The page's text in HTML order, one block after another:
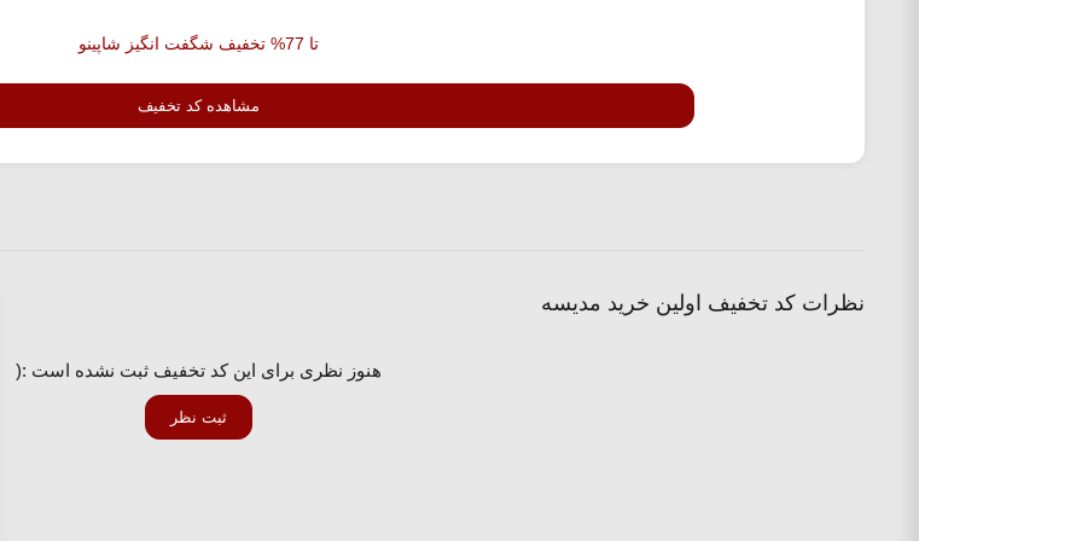
تا 77% تخفیف شگفت انگیز شاپینو
مشاهده کد تخفیف
نظرات کد تخفیف اولین خرید مدیسه
هنوز نظری برای این کد تخفیف ثبت نشده است :(
ثبت نظر